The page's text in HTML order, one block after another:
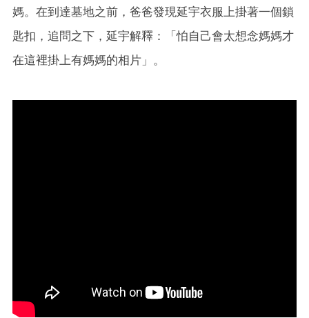
媽。在到達墓地之前，爸爸發現延宇衣服上掛著一個鎖
匙扣，追問之下，延宇解釋：「怕自己會太想念媽媽才
在這裡掛上有媽媽的相片」。